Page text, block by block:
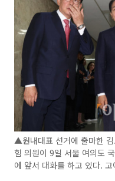
▲원내대표 선거에 출마한
힘 의원이 9일 서울 여의도
에 앞서 대화를 하고 있다.